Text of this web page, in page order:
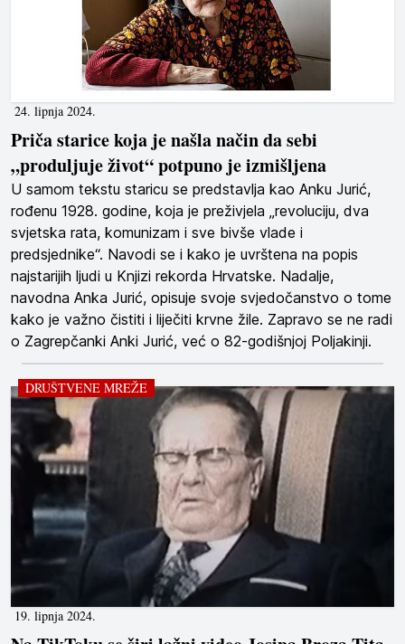
24. lipnja 2024.
Priča starice koja je našla način da sebi
„produljuje život“ potpuno je izmišljena
U samom tekstu staricu se predstavlja kao Anku Jurić,
rođenu 1928. godine, koja je preživjela „revoluciju, dva
svjetska rata, komunizam i sve bivše vlade i
predsjednike“. Navodi se i kako je uvrštena na popis
najstarijih ljudi u Knjizi rekorda Hrvatske. Nadalje,
navodna Anka Jurić, opisuje svoje svjedočanstvo o tome
kako je važno čistiti i liječiti krvne žile. Zapravo se ne radi
o Zagrepčanki Anki Jurić, već o 82-godišnjoj Poljakinji.
19. lipnja 2024.
DRUŠTVENE MREŽE